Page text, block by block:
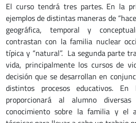
El curso tendrá tres partes. En la
ejemplos de distintas maneras de
geográfica, temporal y
contrastan con la familia nuclear
típica y “natural”. La segunda parte
vida, principalmente los cursos de
decisión que se desarrollan en
distintos procesos educativos.
proporcionará al alumno
conocimiento sobre la familia y el